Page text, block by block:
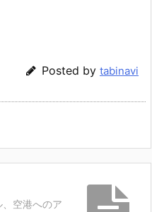
Posted by tabinavi
空港へのア